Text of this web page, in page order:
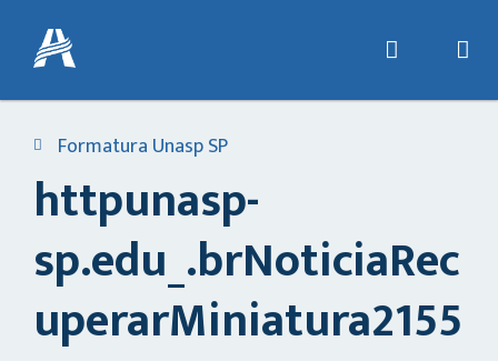
Formatura Unasp SP
httpunasp-
sp.edu_.brNoticiaRec
uperarMiniatura2155